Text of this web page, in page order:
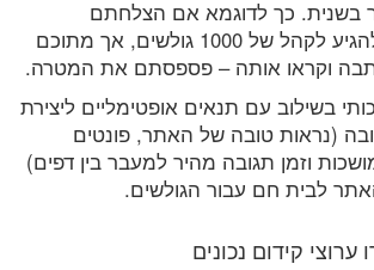
בשנית. כך לדוגמא אם הצלחתם
במאמצים רבים להגיע לקהל של 1000 גולשים, אך מתוכם
בשילוב עם תנאים אופטימליים ליצירת
(נראות טובה של האתר, פונטים
וזמן תגובה מהיר למעבר בין דפים)
לבית חם עבור הגולשים.
קידום נכונים